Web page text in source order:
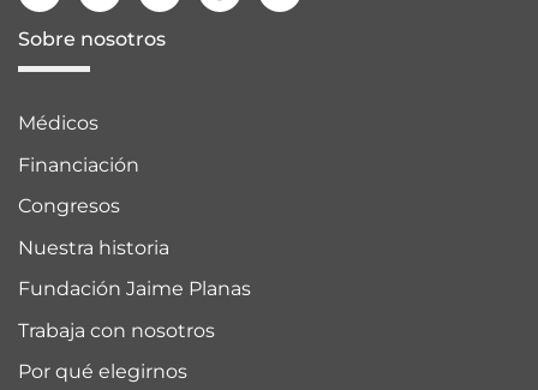
Sobre nosotros
Médicos
Financiación
Congresos
Nuestra historia
Fundación Jaime Planas
Trabaja con nosotros
Por qué elegirnos